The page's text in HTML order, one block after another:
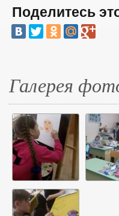
Поделитесь
Галерея